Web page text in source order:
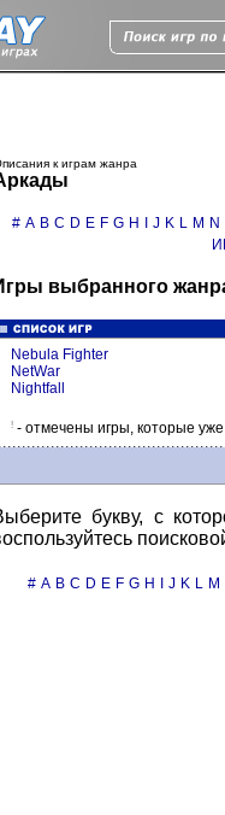
к играм жанра
# A B C D E F G H J K L M N
выбранного
Nebula Fighter
NetWar
Nightfall
! - отмечены игры, которые
букву, с
# A B C D E F G H J K L M